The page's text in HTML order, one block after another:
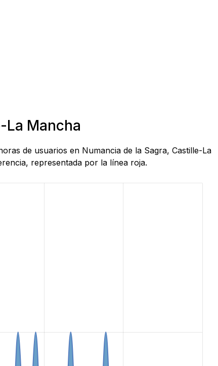
La Mancha
de usuarios en Numancia de la Sagra, Castille-La
representada por la línea roja.